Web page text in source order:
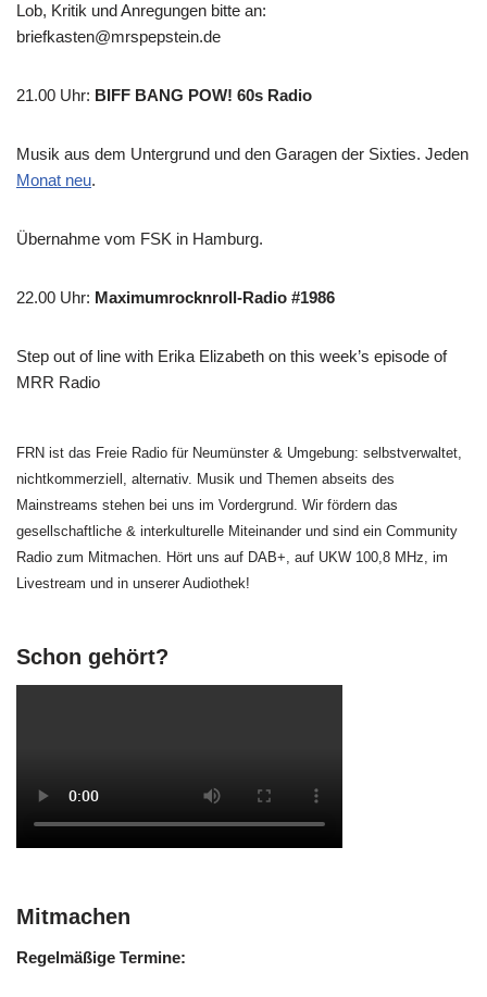
Lob, Kritik und Anregungen bitte an:
briefkasten@mrspepstein.de
21.00 Uhr: BIFF BANG POW! 60s Radio
Musik aus dem Untergrund und den Garagen der Sixties. Jeden
Monat neu.
Übernahme vom FSK in Hamburg.
22.00 Uhr: Maximumrocknroll-Radio #1986
Step out of line with Erika Elizabeth on this week’s episode of
MRR Radio
FRN ist das Freie Radio für Neumünster & Umgebung: selbstverwaltet,
nichtkommerziell, alternativ. Musik und Themen abseits des
Mainstreams stehen bei uns im Vordergrund. Wir fördern das
gesellschaftliche & interkulturelle Miteinander und sind ein Community
Radio zum Mitmachen. Hört uns auf DAB+, auf UKW 100,8 MHz, im
Livestream und in unserer Audiothek!
Schon gehört?
Mitmachen
Regelmäßige Termine: